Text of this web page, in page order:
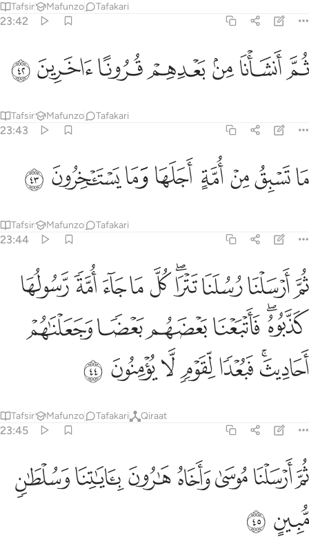
Tafsir Mafunzo Tafakari
23:42
ثم انشانا من بعدهم قرونا اخرين ٤٢
ثُمَّ أَنشَأْنَا مِنۢ بَعْدِهِمْ قُرُونًا ءَاخَرِينَ ٤٢
ﳙﳚﳛﳜﳝﳞﳟ
Tafsir Mafunzo Tafakari
23:43
ما تسبق من امة اجلها وما يستاخرون ٤٣
مَا تَسْبِقُ مِنْ أُمَّةٍ أَجَلَهَا وَمَا يَسْتَـْٔخِرُونَ ٤٣
ﱁﱂﱃﱄ ﱅﱆﱇ ﱈ
Tafsir Mafunzo Tafakari
23:44
ثم ارسلنا رسلنا تترى كل ما جاء امة رسولها كذبوه فاتبعنا بعضهم بعضا
ثُمَّ أَرْسَلْنَا رُسُلَنَا تَتْرَا ۖ كُلَّ مَا جَآءَ أُمَّةًۭ رَّسُولُهَا كَذَّبُوهُ ۚ فَأَتْبَعْنَا
ﱉﱊﱋﱌﱍﱎﱏﱐﱑﱒ
ﱓﱔﱕﱖﱗﱘ
ﱙﱚﱛﱜﱝﱞ ﱟ
Tafsir Mafunzo Tafakari Qiraat
23:45
ثم ارسلنا موسى واخاه هارون باياتنا وسلطان مبين ٤٥
ثُمَّ أَرْسَلْنَا مُوسَىٰ وَأَخَاهُ هَـٰرُونَ بِـَٔايَـٰتِنَا وَسُلْطَـٰنٍۢ مُّبِينٍ ٤٥
ﱠﱡﱢﱣﱤﱥﱦ
ﱧ ﱨ